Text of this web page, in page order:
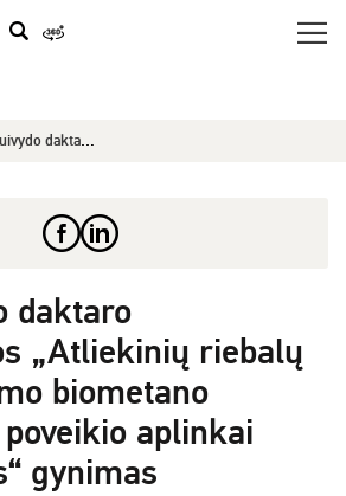
disertacijos „Atliekinių rieb...
daktaro
„Atliekinių riebalų
biometano
aplinkai
gynimas